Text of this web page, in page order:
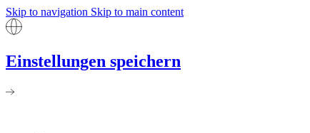
Skip to navigation Skip to main content
Einstellungen speichern